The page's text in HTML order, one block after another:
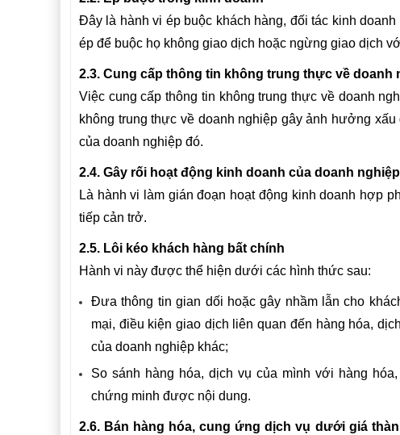
Đây là hành vi ép buộc khách hàng, đối tác kinh
ép để buộc họ không giao dịch hoặc ngừng giao dịch
2.3. Cung cấp thông tin không trung thực về doanh
Việc cung cấp thông tin không trung thực về doanh
không trung thực về doanh nghiệp gây ảnh hưởng
của doanh nghiệp đó.
2.4. Gây rối hoạt động kinh doanh của doanh
Là hành vi làm gián đoạn hoạt động kinh doanh hợp
tiếp cản trở.
2.5. Lôi kéo khách hàng bất chính
Hành vi này được thể hiện dưới các hình thức sau:
Đưa thông tin gian dối hoặc gây nhầm lẫn cho
mại, điều kiện giao dịch liên quan đến hàng hóa,
của doanh nghiệp khác;
So sánh hàng hóa, dịch vụ của mình với hàng
chứng minh được nội dung.
2.6. Bán hàng hóa, cung ứng dịch vụ dưới giá